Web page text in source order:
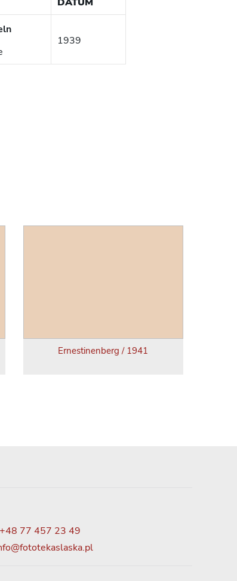
1939
Ernestinenberg / 1941
+48 77 457 23 49